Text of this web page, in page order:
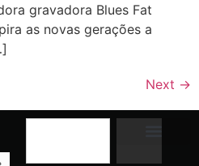
gravadora Blues Fat
as novas gerações a
Next →